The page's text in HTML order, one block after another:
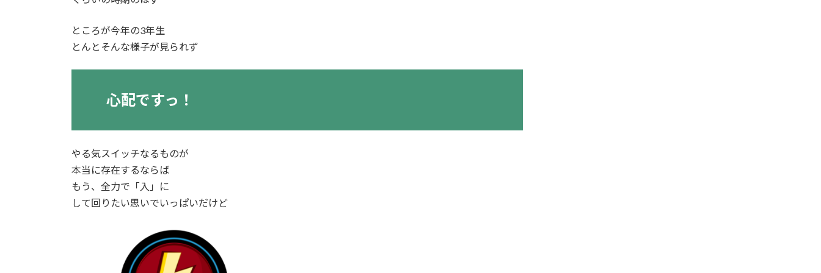
ところが今年の3年生
とんとそんな様子が見られず
心配ですっ！
やる気スイッチなるものが
本当に存在するならば
もう、全力で「入」に
して回りたい思いでいっぱいだけど